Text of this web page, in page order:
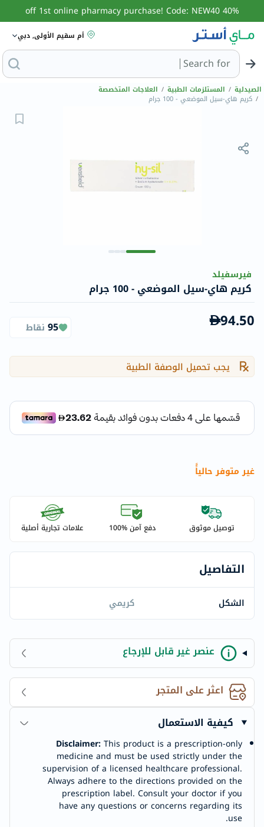
40% off 1st online pharmacy purchase! Code: NEW40
أم سقيم الأولى, دبي
Search forالبحث عن مزيل عر
الصيدلية / المستلزمات الطبية / العلاجات المتخصصة
/ كريم هاي-سيل الموضعي - 100 جرام
فيرسفيلد
كريم هاي-سيل الموضعي - 100 جرام
94.50
95 نقاط
يجب تحميل الوصفة الطبية
غير متوفر حالياًً
توصيل موثوق دفع آمن %100 علامات تجارية أصلية
التفاصيل
الشكل كريمي
عنصر غير قابل للإرجاع
اعثر على المتجر
كيفية الاستعمال
Disclaimer:This product is a prescription-only
medicine and must be used strictly under the
supervision of a licensed healthcare professional.
Always adhere to the directions provided on the
prescription label. Consult your doctor if you
have any questions or concerns regarding its
use.